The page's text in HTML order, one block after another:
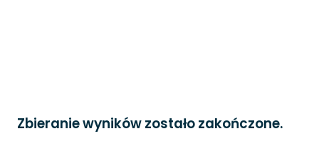
Zbieranie wyników zostało zakończone.